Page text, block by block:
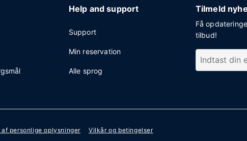
Help and support
Support
Min reservation
Alle sprog
Tilmeld
Få
tilbud!
personlige oplysninger Vilkår og betingelser